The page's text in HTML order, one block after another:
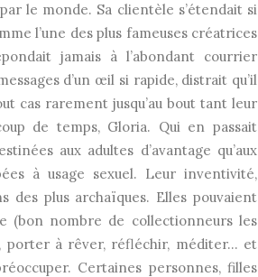
le monde. Sa clientèle s’étendait si
l’une des plus fameuses créatrices
jamais à l’abondant courrier
d’un œil si rapide, distrait qu’il
cas rarement jusqu’au bout tant leur
de temps, Gloria. Qui en passait
aux adultes d’avantage qu’aux
à usage sexuel. Leur inventivité,
des plus archaïques. Elles pouvaient
(bon nombre de collectionneurs les
porter à rêver, réfléchir, méditer… et
Certaines personnes, filles